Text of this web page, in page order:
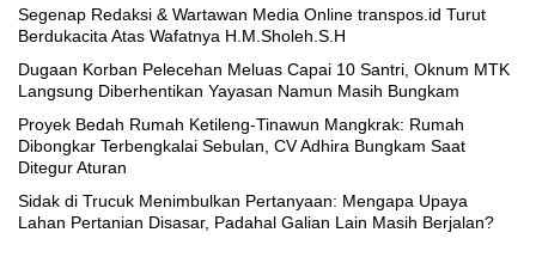
Segenap Redaksi & Wartawan Media Online transpos.id Turut
Berdukacita Atas Wafatnya H.M.Sholeh.S.H
‎Dugaan Korban Pelecehan Meluas Capai 10 Santri, Oknum MTK
Langsung Diberhentikan Yayasan Namun Masih Bungkam
Proyek Bedah Rumah Ketileng-Tinawun Mangkrak: Rumah
Dibongkar Terbengkalai Sebulan, CV Adhira Bungkam Saat
Ditegur Aturan
‎Sidak di Trucuk Menimbulkan Pertanyaan: Mengapa Upaya
Lahan Pertanian Disasar, Padahal Galian Lain Masih Berjalan?